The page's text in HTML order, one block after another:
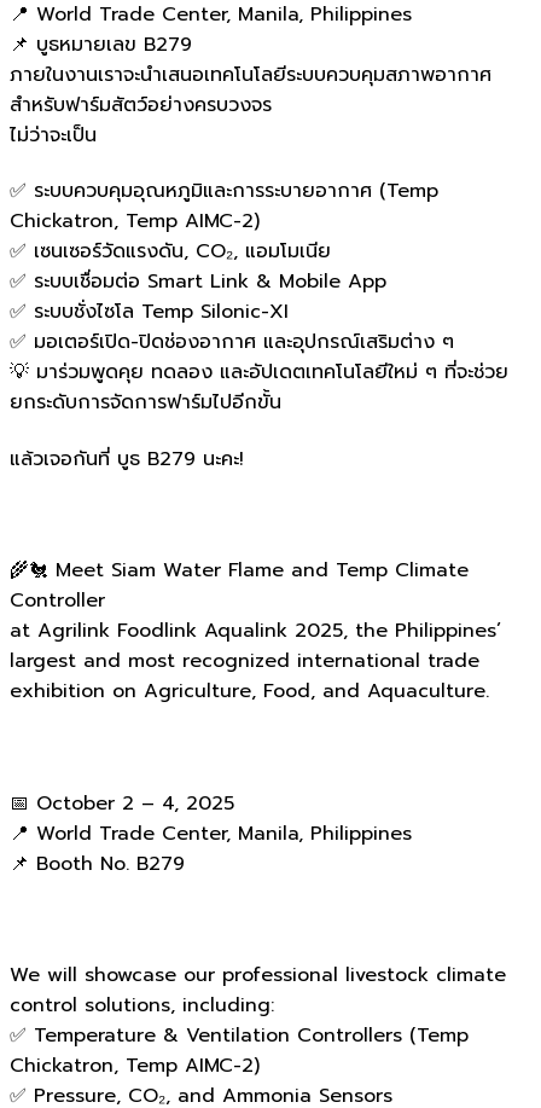
📍 World Trade Center, Manila, Philippines
📌 บูธหมายเลข B279
ภายในงานเราจะนำเสนอเทคโนโลยีระบบควบคุมสภาพอากาศ
สำหรับฟาร์มสัตว์อย่างครบวงจร
ไม่ว่าจะเป็น
✅ ระบบควบคุมอุณหภูมิและการระบายอากาศ (Temp
Chickatron, Temp AIMC-2)
✅ เซนเซอร์วัดแรงดัน, CO₂, แอมโมเนีย
✅ ระบบเชื่อมต่อ Smart Link & Mobile App
✅ ระบบชั่งไซโล Temp Silonic-XI
✅ มอเตอร์เปิด-ปิดช่องอากาศ และอุปกรณ์เสริมต่าง ๆ
💡 มาร่วมพูดคุย ทดลอง และอัปเดตเทคโนโลยีใหม่ ๆ ที่จะช่วย
ยกระดับการจัดการฟาร์มไปอีกขั้น
แล้วเจอกันที่ บูธ B279 นะคะ!
🌾🐔 Meet Siam Water Flame and Temp Climate
Controller
at Agrilink Foodlink Aqualink 2025, the Philippines’
largest and most recognized international trade
exhibition on Agriculture, Food, and Aquaculture.
📅 October 2 – 4, 2025
📍 World Trade Center, Manila, Philippines
📌 Booth No. B279
We will showcase our professional livestock climate
control solutions, including:
✅ Temperature & Ventilation Controllers (Temp
Chickatron, Temp AIMC-2)
✅ Pressure, CO₂, and Ammonia Sensors